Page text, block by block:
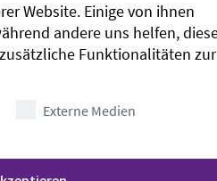
Website. Einige von ihnen
andere uns helfen,
Funktionalitäten zur
Externe Medien